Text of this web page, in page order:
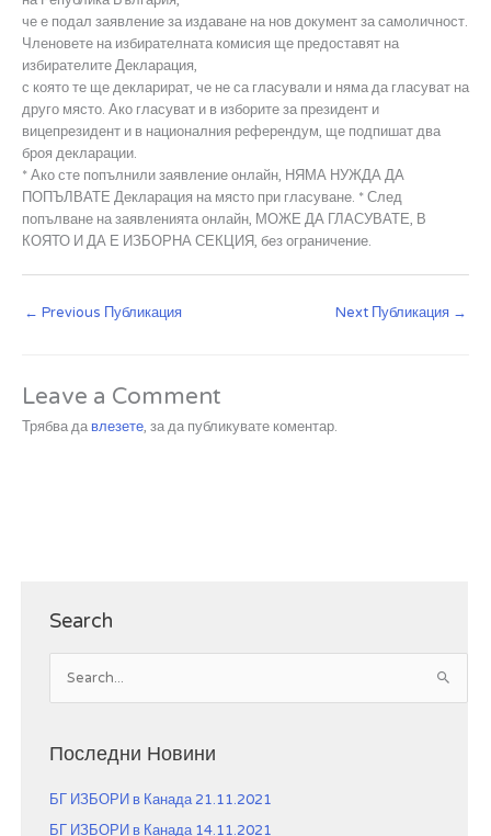
че е подал заявление за издаване на нов документ за самоличност.
Членовете на избирателната комисия ще предоставят на
избирателите Декларация,
с която те ще декларират, че не са гласували и няма да гласуват на
друго място. Ако гласуват и в изборите за президент и
вицепрезидент и в националния референдум, ще подпишат два
броя декларации.
* Ако сте попълнили заявление онлайн, НЯМА НУЖДА ДА
ПОПЪЛВАТЕ Декларация на място при гласуване. * След
попълване на заявленията онлайн, МОЖЕ ДА ГЛАСУВАТЕ, В
КОЯТО И ДА Е ИЗБОРНА СЕКЦИЯ, без ограничение.
← Previous Публикация Next Публикация →
Leave a Comment
Трябва да влезете, за да публикувате коментар.
Search
r
h
f
Последни Новини
БГ ИЗБОРИ в Канада 21.11.2021
БГ ИЗБОРИ в Канада 14.11.2021